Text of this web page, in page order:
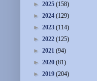
► 2025 (158)
► 2024 (129)
► 2023 (114)
► 2022 (125)
► 2021 (94)
► 2020 (81)
► 2019 (204)